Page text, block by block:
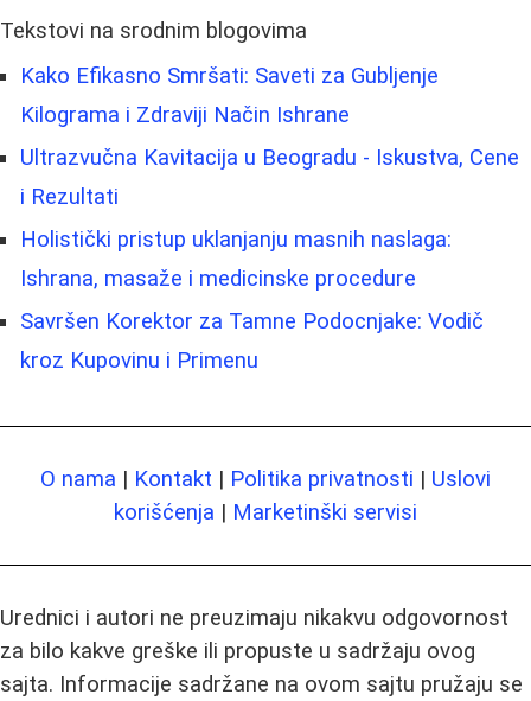
Tekstovi na srodnim blogovima
Kako Efikasno Smršati: Saveti za Gubljenje
Kilograma i Zdraviji Način Ishrane
Ultrazvučna Kavitacija u Beogradu - Iskustva, Cene
i Rezultati
Holistički pristup uklanjanju masnih naslaga:
Ishrana, masaže i medicinske procedure
Savršen Korektor za Tamne Podocnjake: Vodič
kroz Kupovinu i Primenu
O nama | Kontakt | Politika privatnosti | Uslovi
korišćenja | Marketinški servisi
Urednici i autori ne preuzimaju nikakvu odgovornost
za bilo kakve greške ili propuste u sadržaju ovog
sajta. Informacije sadržane na ovom sajtu pružaju se